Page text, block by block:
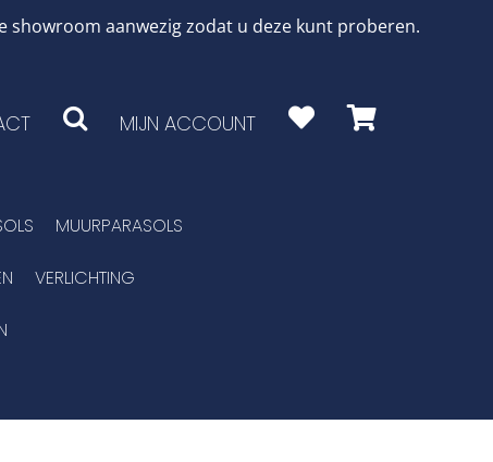
showroom aanwezig zodat u deze kunt proberen.
MIJN ACCOUNT
MUURPARASOLS
VERLICHTING